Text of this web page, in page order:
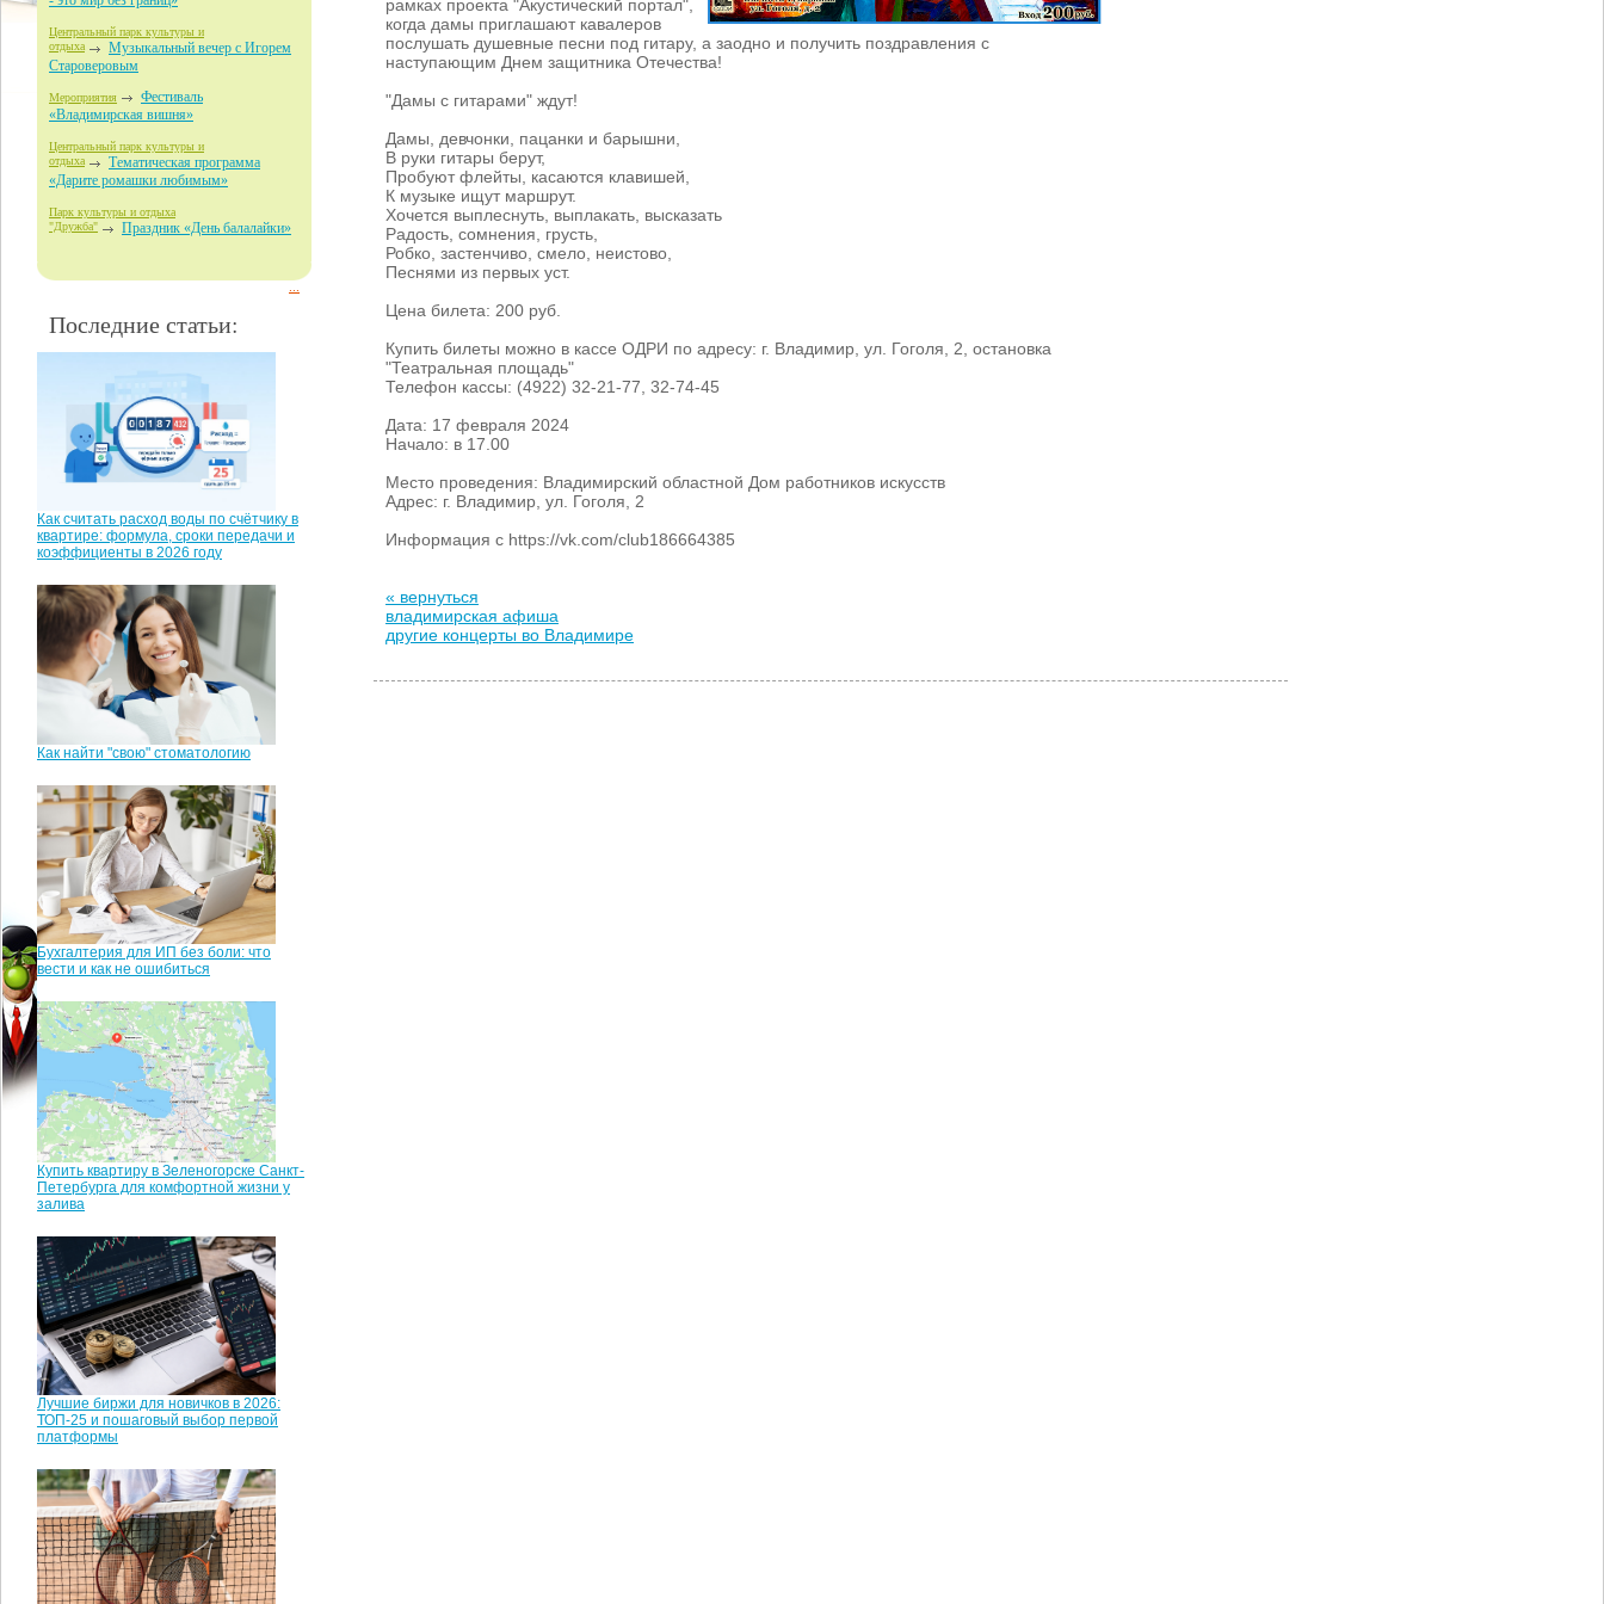
Центральный парк культуры и
отдыха
Музыкальный вечер с Игорем
Староверовым
Мероприятия
Фестиваль
«Владимирская вишня»
Центральный парк культуры и
отдыха
Тематическая программа
«Дарите ромашки любимым»
Парк культуры и отдыха
"Дружба" Праздник «День балалайки»
Последние статьи:
Как считать расход воды по счётчику в
квартире: формула, сроки передачи и
коэффициенты в 2026 году
Как найти "свою" стоматологию
Бухгалтерия для ИП без боли: что
вести и как не ошибиться
Купить квартиру в Зеленогорске Санкт-
Петербурга для комфортной жизни у
залива
Лучшие биржи для новичков в 2026:
ТОП-25 и пошаговый выбор первой
платформы
рамках проекта "Акустический портал",
когда дамы приглашают кавалеров
послушать душевные песни под гитару, а заодно и получить поздравления с
наступающим Днем защитника Отечества!
"Дамы с гитарами" ждут!
Дамы, девчонки, пацанки и барышни,
В руки гитары берут,
Пробуют флейты, касаются клавишей,
К музыке ищут маршрут.
Хочется выплеснуть, выплакать, высказать
Радость, сомнения, грусть,
Робко, застенчиво, смело, неистово,
Песнями из первых уст.
Цена билета: 200 руб.
Купить билеты можно в кассе ОДРИ по адресу: г. Владимир, ул. Гоголя, 2, остановка
"Театральная площадь"
Телефон кассы: (4922) 32-21-77, 32-74-45
Дата: 17 февраля 2024
Начало: в 17.00
Место проведения: Владимирский областной Дом работников искусств
Адрес: г. Владимир, ул. Гоголя, 2
Информация с https://vk.com/club186664385
« вернуться
владимирская афиша
другие концерты во Владимире